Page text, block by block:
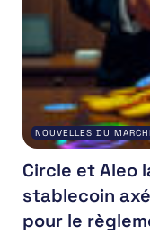
NOUVELLES DU
Circle et Aleo
stablecoin
pour le